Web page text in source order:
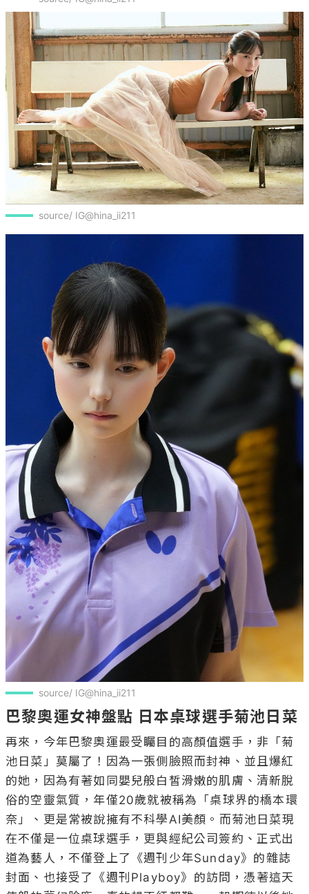
source/ IG@hina_ii211
source/ IG@hina_ii211
巴黎奧運女神盤點 日本桌球選手菊池日菜
再來，今年巴黎奧運最受矚目的高顏值選手，非「菊
池日菜」莫屬了！因為一張側臉照而封神、並且爆紅
的她，因為有著如同嬰兒般白皙滑嫩的肌膚、清新脫
俗的空靈氣質，年僅20歲就被稱為「桌球界的橋本環
奈」、更是常被說擁有不科學AI美顏。而菊池日菜現
在不僅是一位桌球選手，更與經紀公司簽約、正式出
道為藝人，不僅登上了《週刊少年Sunday》的雜誌
封面、也接受了《週刊Playboy》的訪問，憑著這天